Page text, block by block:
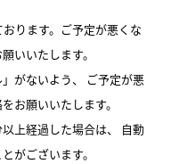
ります。ご予定が悪くな
いいたします。
がないよう、 ご予定が悪
お願いいたします。
上経過した場合は、 自動
がございます。